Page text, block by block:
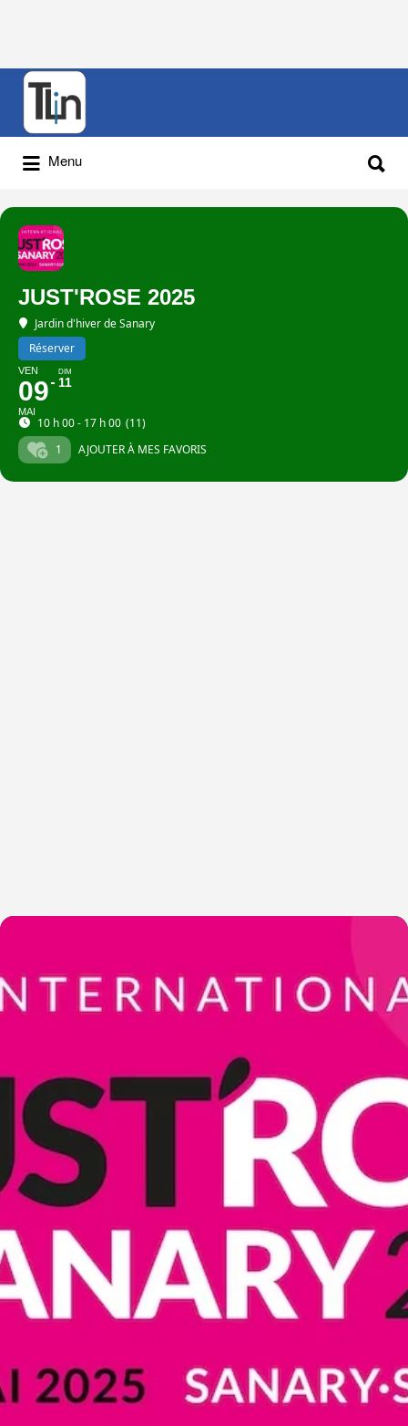
Rechercher
Menu
JUST'ROSE 2025
Jardin d'hiver de Sanary
Réserver
VEN
09
MAI
DIM
11
10 h 00 - 17 h 00 (11)
1
AJOUTER À MES FAVORIS